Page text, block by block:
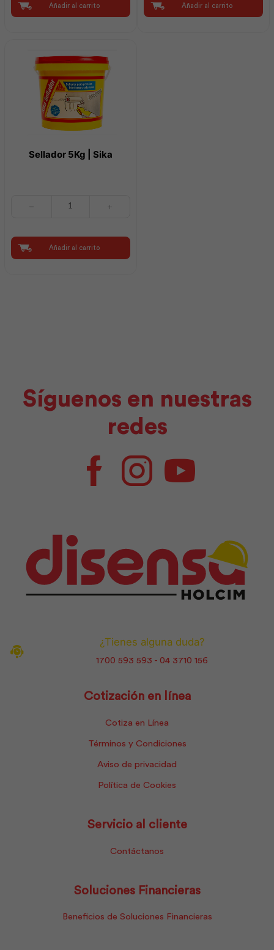
Puro
1
cantidad
Añadir al carrito
Plástico
|
Añadir al carrito
Sellador 5Kg | Sika
Sika
cantidad
Añadir al carrito
Síguenos en nuestras
redes
FacebookInstagramYoutube
¿Tienes alguna duda?
1700 593 593 - 04 3710 156
Cotización en línea
Cotiza en Línea
Términos y Condiciones
Aviso de privacidad
Política de Cookies
Servicio al cliente
Contáctanos
Soluciones Financieras
Beneficios de Soluciones Financieras